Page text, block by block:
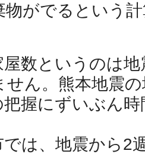
物がでるという
数というのは地
ん。熊本地震
握にずいぶん
は、地震から2